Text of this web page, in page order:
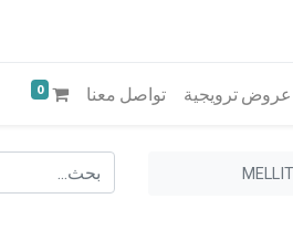
عروض ترويجية تواصل معنا 0